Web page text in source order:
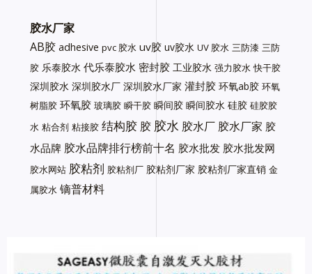
胶水厂家
AB胶 adhesive pvc 胶水 uv胶 uv胶水 UV 胶水 三防漆 三防
胶 乐泰胶水 代乐泰胶水 密封胶 工业胶水 强力胶水 快干胶
深圳胶水 深圳胶水厂 深圳胶水厂家 灌封胶 环氧ab胶 环氧
树脂胶 环氧胶 玻璃胶 瞬干胶 瞬间胶 瞬间胶水 硅胶 硅胶胶
水 粘合剂 粘接胶 结构胶 胶 胶水 胶水厂 胶水厂家 胶
水品牌 胶水品牌排行榜前十名 胶水批发 胶水批发网
胶水网站 胶粘剂 胶粘剂厂 胶粘剂厂家 胶粘剂厂家直销 金
属胶水 镝普材料